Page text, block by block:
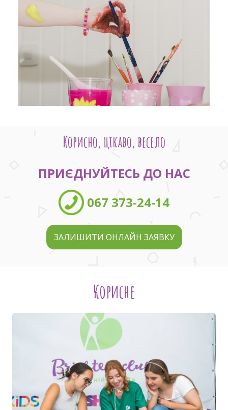
Корисно, цікаво, весело
ПРИЄДНУЙТЕСЬ ДО НАС
067 373-24-14
ЗАЛИШИТИ ОНЛАЙН ЗАЯВКУ
Корисне